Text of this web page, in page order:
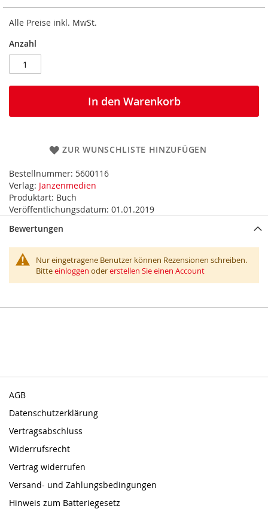
Alle Preise inkl. MwSt.
Anzahl
In den Warenkorb
ZUR WUNSCHLISTE HINZUFÜGEN
Bestellnummer: 5600116
Verlag: Janzenmedien
Produktart: Buch
Veröffentlichungsdatum: 01.01.2019
Bewertungen
Nur eingetragene Benutzer können Rezensionen schreiben.
Bitteeinloggen odererstellen Sie einen Account
AGB
Datenschutzerklärung
Vertragsabschluss
Widerrufsrecht
Vertrag widerrufen
Versand- und Zahlungsbedingungen
Hinweis zum Batteriegesetz